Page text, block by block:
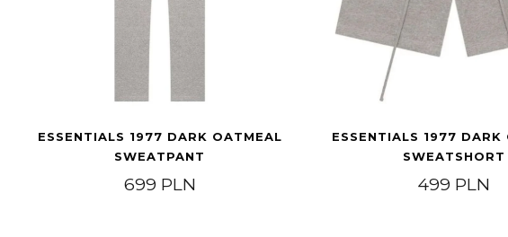
ESSENTIALS 1977 DARK OATMEAL
SWEATPANT
699 PLN
ESSENTIALS 1977 DARK
SWEATSHORT
499 PLN